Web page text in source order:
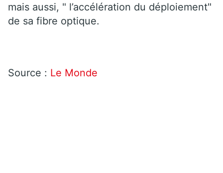
mais aussi, " l’accélération du déploiement"
de sa fibre optique.
Source : Le Monde